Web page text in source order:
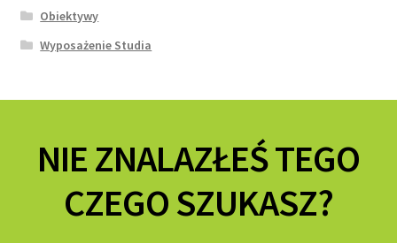
Obiektywy
Wyposażenie Studia
NIE ZNALAZŁEŚ TEGO
CZEGO SZUKASZ?